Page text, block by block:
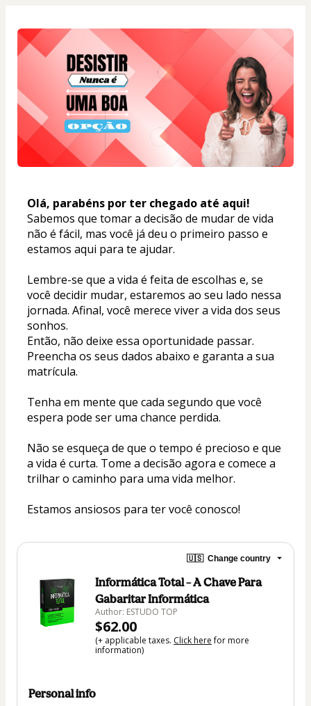
Olá, parabéns por ter chegado até aqui!
Sabemos que tomar a decisão de mudar de vida
não é fácil, mas você já deu o primeiro passo e
estamos aqui para te ajudar.
Lembre-se que a vida é feita de escolhas e, se
você decidir mudar, estaremos ao seu lado nessa
jornada. Afinal, você merece viver a vida dos seus
sonhos.
Então, não deixe essa oportunidade passar.
Preencha os seus dados abaixo e garanta a sua
matrícula.
Tenha em mente que cada segundo que você
espera pode ser uma chance perdida.
Não se esqueça de que o tempo é precioso e que
a vida é curta. Tome a decisão agora e comece a
trilhar o caminho para uma vida melhor.
Estamos ansiosos para ter você conosco!
🇺🇸 Change country
Informática Total – A Chave Para
Gabaritar Informática
Author: ESTUDO TOP
$62.00
(+ applicable taxes. Click herefor more
information)
Personal info